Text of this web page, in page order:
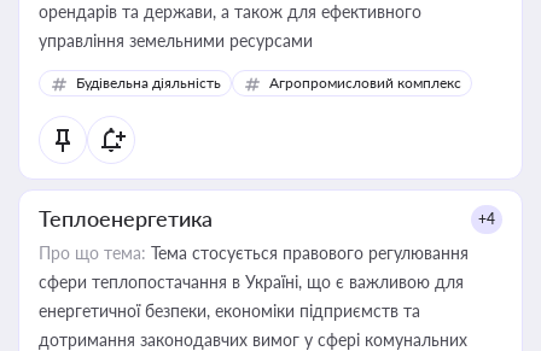
орендарів та держави, а також для ефективного
управління земельними ресурсами
Будівельна діяльність Агропромисловий комплекс
Теплоенергетика +4
Про що тема: Тема стосується правового регулювання
сфери теплопостачання в Україні, що є важливою для
енергетичної безпеки, економіки підприємств та
дотримання законодавчих вимог у сфері комунальних